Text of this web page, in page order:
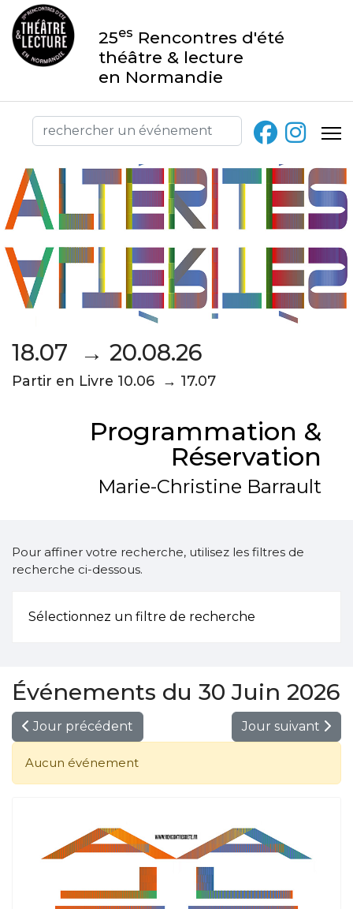
25es Rencontres d'été
théâtre & lecture
en Normandie
18.07 → 20.08.26
Partir en Livre 10.06 → 17.07
Programmation &
Réservation
Marie-Christine Barrault
Pour affiner votre recherche, utilisez les filtres de
recherche ci-dessous.
Sélectionnez un filtre de recherche
Événements du 30 Juin 2026
Jour précédent Jour suivant
Aucun événement